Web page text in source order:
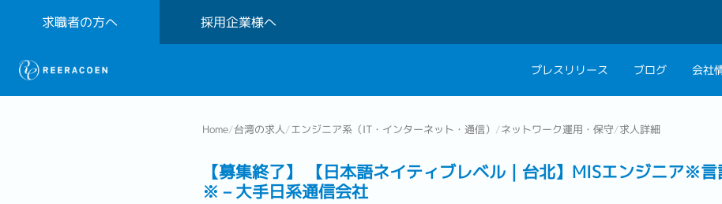
求職者の方へ 採用企業様へ
プレスリリース ブログ 会社
会社概要キャリアコンサ
Home/台湾の求人/エンジニア系（IT・インターネット・通信） /ネットワーク運用・保守/求人詳細
【募集終了】 【日本語ネイティブレベル｜台北】MISエンジニア※
※－大手日系通信会社